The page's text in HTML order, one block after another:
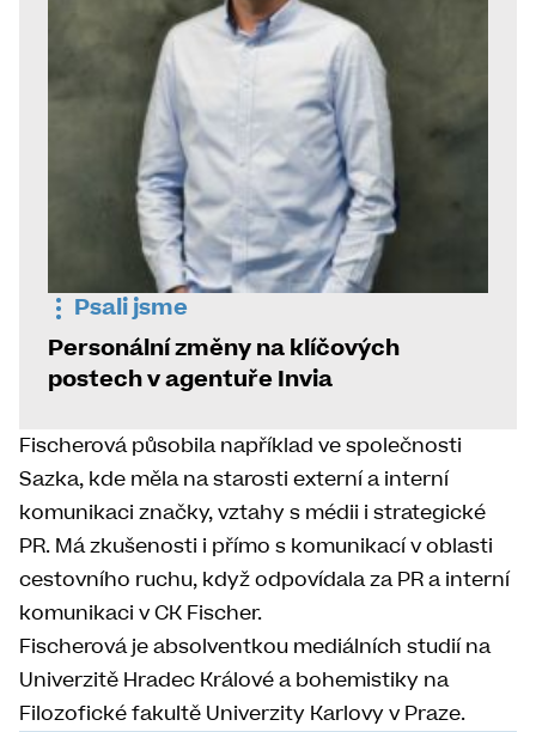
Psali jsme
Personální změny na klíčových
postech v agentuře Invia
Fischerová působila například ve společnosti
Sazka, kde měla na starosti externí a interní
komunikaci značky, vztahy s médii i strategické
PR. Má zkušenosti i přímo s komunikací v oblasti
cestovního ruchu, když odpovídala za PR a interní
komunikaci v CK Fischer.
Fischerová je absolventkou mediálních studií na
Univerzitě Hradec Králové a bohemistiky na
Filozofické fakultě Univerzity Karlovy v Praze.